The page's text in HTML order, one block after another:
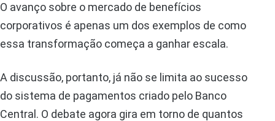
O avanço sobre o mercado de benefícios
corporativos é apenas um dos exemplos de como
essa transformação começa a ganhar escala.
A discussão, portanto, já não se limita ao sucesso
do sistema de pagamentos criado pelo Banco
Central. O debate agora gira em torno de quantos